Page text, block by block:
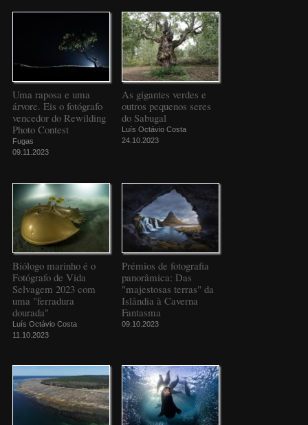
Uma raposa e uma
árvore. Eis o fotógrafo
vencedor do Rewilding
Photo Contest
Fugas
09.11.2023
As gigantes verdes e
outros pequenos seres
do Sabugal
Luís Octávio Costa
24.10.2023
Biólogo marinho é o
Fotógrafo de Vida
Selvagem 2023 com
uma "ferradura
dourada"
Luís Octávio Costa
11.10.2023
Prémios de fotografia
panorâmica: Das
"majestosas terras" da
Islândia à Caverna
Fantasma
09.10.2023